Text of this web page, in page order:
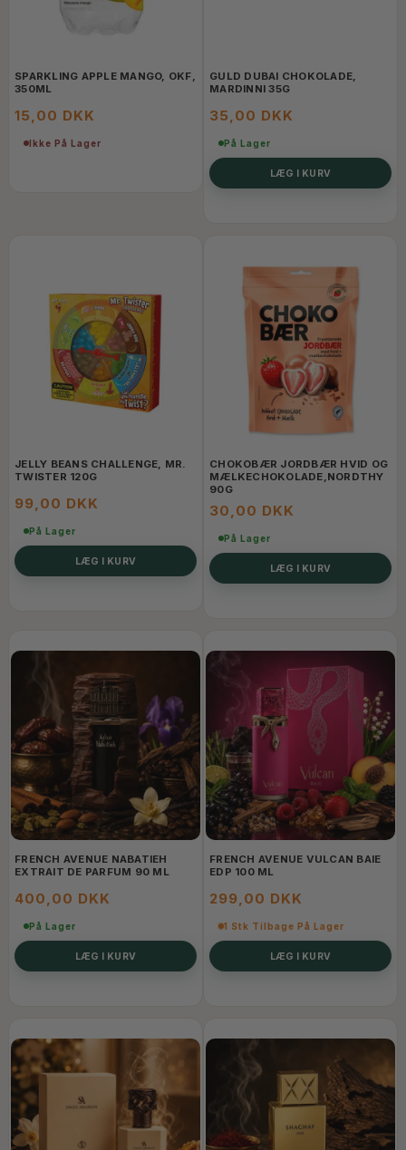
SPARKLING APPLE MANGO, OKF,
350ML
15,00 DKK
Ikke På Lager
GULD DUBAI CHOKOLADE,
MARDINNI 35G
35,00 DKK
På Lager
LÆG I KURV
JELLY BEANS CHALLENGE, MR.
TWISTER 120G
99,00 DKK
På Lager
LÆG I KURV
CHOKOBÆR JORDBÆR HVID OG
MÆLKECHOKOLADE,NORDTHY
90G
30,00 DKK
På Lager
LÆG I KURV
FRENCH AVENUE NABATIEH
EXTRAIT DE PARFUM 90 ML
400,00 DKK
På Lager
LÆG I KURV
FRENCH AVENUE VULCAN BAIE
EDP 100 ML
299,00 DKK
1 Stk Tilbage På Lager
LÆG I KURV